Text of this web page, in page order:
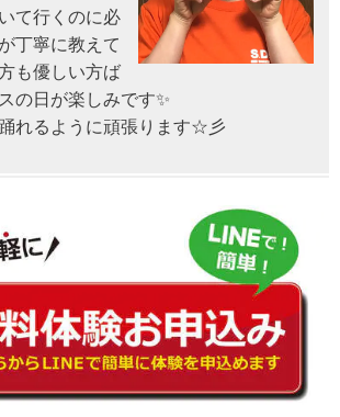
て行くのに必
丁寧に教えて
も優しい方ば
の日が楽しみです✨
れるように頑張ります☆彡